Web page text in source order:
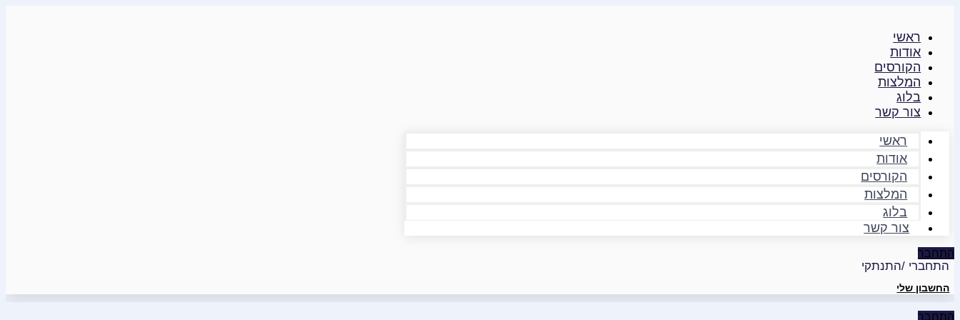
ראשי
אודות
הקורסים
המלצות
בלוג
צור קשר
ראשי
אודות
הקורסים
המלצות
בלוג
צור קשר
התחבר
התחברי /התנתקי
החשבון שלי
התחבר